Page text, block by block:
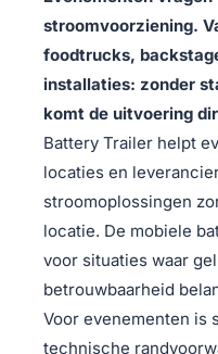
stroomvoorziening.
foodtrucks,
installaties: zonder
komt de uitvoering
Battery Trailer helpt
locaties en
stroomoplossingen
locatie. De mobiele
voor situaties waar
betrouwbaarheid
Voor evenementen is
technische